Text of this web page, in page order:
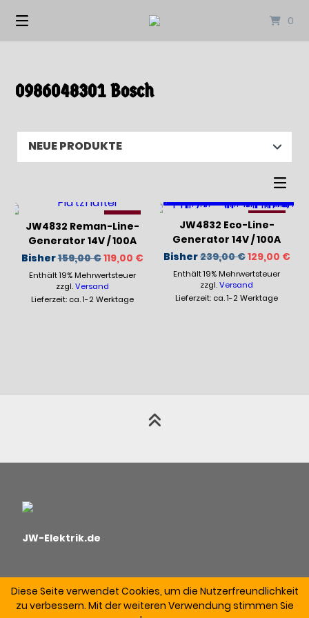
0
0986048301 Bosch
-26%
JW4832 Reman-Line-
Generator 14V / 100A
Bisher159,00€Ursprünglicher
Preis
war:
159,00 €
119,00 €Aktueller
Enthält 19% Mehrwertsteuer
zzgl.Versand
Lieferzeit: ca. 1-2 Werktage
-47%
JW4832 Eco-Line-
Generator 14V / 100A
Bisher239,00€
Preis
war:
239,00 €
129,00 €
Enthält 19% Mehrwertsteuer
zzgl.Versand
Lieferzeit: ca. 1-2 Werktage
JW-Elektrik.de
Diese Seite verwendet Cookies, um die Nutzerfreundlichkeit
zu verbessern. Mit der weiteren Verwendung stimmen Sie